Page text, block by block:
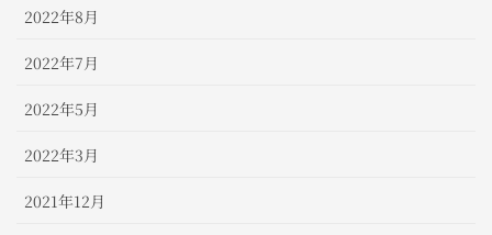
2022年8月
2022年7月
2022年5月
2022年3月
2021年12月